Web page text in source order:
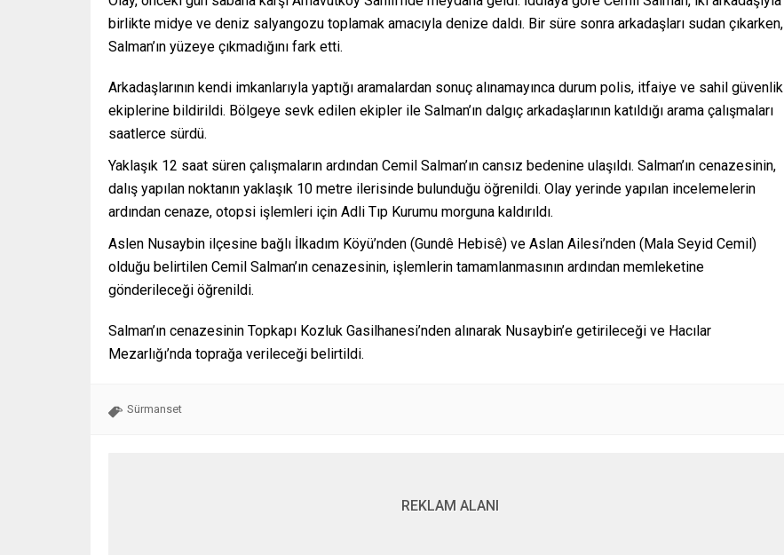
birlikte midye ve deniz salyangozu toplamak amacıyla denize daldı. Bir süre sonra arkadaşları sudan çıkarken,
Salman’ın yüzeye çıkmadığını fark etti.
Arkadaşlarının kendi imkanlarıyla yaptığı aramalardan sonuç alınamayınca durum polis, itfaiye ve sahil güvenlik
ekiplerine bildirildi. Bölgeye sevk edilen ekipler ile Salman’ın dalgıç arkadaşlarının katıldığı arama çalışmaları
saatlerce sürdü.
Yaklaşık 12 saat süren çalışmaların ardından Cemil Salman’ın cansız bedenine ulaşıldı. Salman’ın cenazesinin,
dalış yapılan noktanın yaklaşık 10 metre ilerisinde bulunduğu öğrenildi. Olay yerinde yapılan incelemelerin
ardından cenaze, otopsi işlemleri için Adli Tıp Kurumu morguna kaldırıldı.
Aslen Nusaybin ilçesine bağlı İlkadım Köyü’nden (Gundê Hebisê) ve Aslan Ailesi’nden (Mala Seyid Cemil)
olduğu belirtilen Cemil Salman’ın cenazesinin, işlemlerin tamamlanmasının ardından memleketine
gönderileceği öğrenildi.
Salman’ın cenazesinin Topkapı Kozluk Gasilhanesi’nden alınarak Nusaybin’e getirileceği ve Hacılar
Mezarlığı’nda toprağa verileceği belirtildi.
Sürmanset
REKLAM ALANI